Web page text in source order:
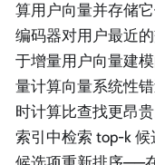
算用户向量并存储
编码器对用户最近
于增量用户向量建
量计算向量系统性
时计算比查找更昂
索引中检索 top-k